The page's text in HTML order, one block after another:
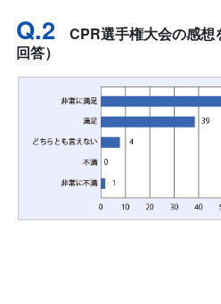
Q.2 CPR選手権大会の感想
回答）